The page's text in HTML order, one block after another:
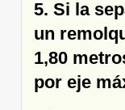
5. Si la
un
1,80
por eje